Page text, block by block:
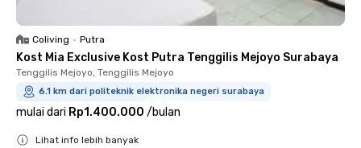
Coliving • Putra
Kost Mia Exclusive Kost Putra Tenggilis Mejoyo Surabaya
Tenggilis Mejoyo, Tenggilis Mejoyo
6.1 km dari politeknik elektronika negeri surabaya
mulai dari Rp1.400.000 /bulan
Lihat info lebih banyak